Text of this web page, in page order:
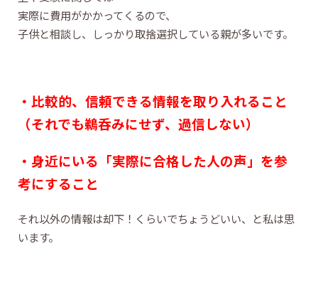
実際に費用がかかってくるので、
子供と相談し、しっかり取捨選択している親が多いです。
・比較的、信頼できる情報を取り入れること
（それでも鵜呑みにせず、過信しない）
・身近にいる「実際に合格した人の声」を参
考にすること
それ以外の情報は却下！くらいでちょうどいい、と私は思
います。